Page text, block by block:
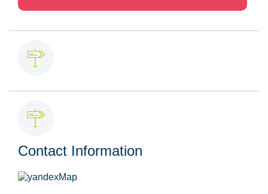
Contact Information